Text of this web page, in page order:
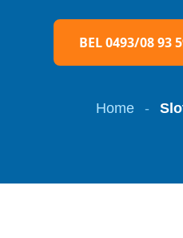
BEL 0493/08 93
Home -